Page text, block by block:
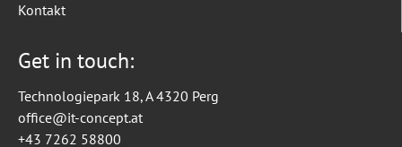
Kontakt
Get in touch:
Technologiepark 18, A 4320 Perg
office@it-concept.at
+43 7262 58800